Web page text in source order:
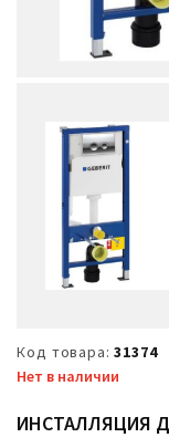
Код товара: 31374
Нет в наличии
ИНСТАЛЛЯЦИЯ